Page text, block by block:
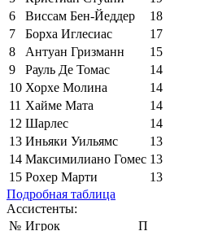
6
Виссам Бен-Йеддер
18
7
Борха Иглесиас
17
8
Антуан Гризманн
15
9
Рауль Де Томас
14
10 Хорхе Молина
14
11 Хайме Мата
14
12 Шарлес
14
13 Иньяки Уильямс
13
14 Максимилиано Гомес 13
15 Рохер Марти
13
Подробная таблица
Ассистенты:
№ Игрок П